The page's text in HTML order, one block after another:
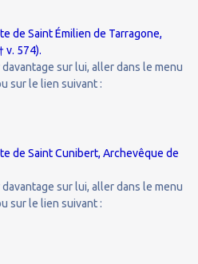
de Saint Émilien de Tarragone,
v. 574).
sur lui, aller dans le menu
sur le lien suivant :
de Saint Cunibert, Archevêque de
sur lui, aller dans le menu
sur le lien suivant :